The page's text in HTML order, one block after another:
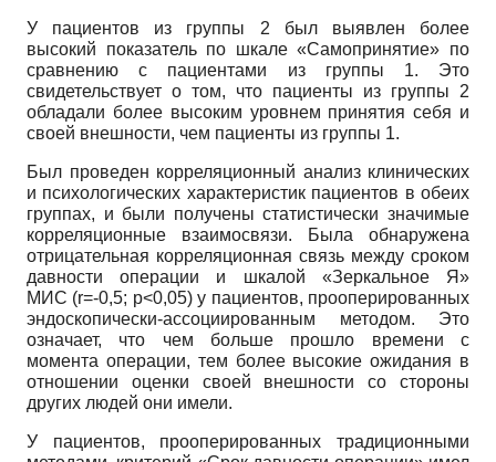
У пациентов из группы 2 был выявлен более
высокий показатель по шкале «Самопринятие» по
сравнению с пациентами из группы 1. Это
свидетельствует о том, что пациенты из группы 2
обладали более высоким уровнем принятия себя и
своей внешности, чем пациенты из группы 1.
Был проведен корреляционный анализ клинических
и психологических характеристик пациентов в обеих
группах, и были получены статистически значимые
корреляционные взаимосвязи. Была обнаружена
отрицательная корреляционная связь между сроком
давности операции и шкалой «Зеркальное Я»
МИС (r=-0,5; p<0,05) у пациентов, прооперированных
эндоскопически-ассоциированным методом. Это
означает, что чем больше прошло времени с
момента операции, тем более высокие ожидания в
отношении оценки своей внешности со стороны
других людей они имели.
У пациентов, прооперированных традиционными